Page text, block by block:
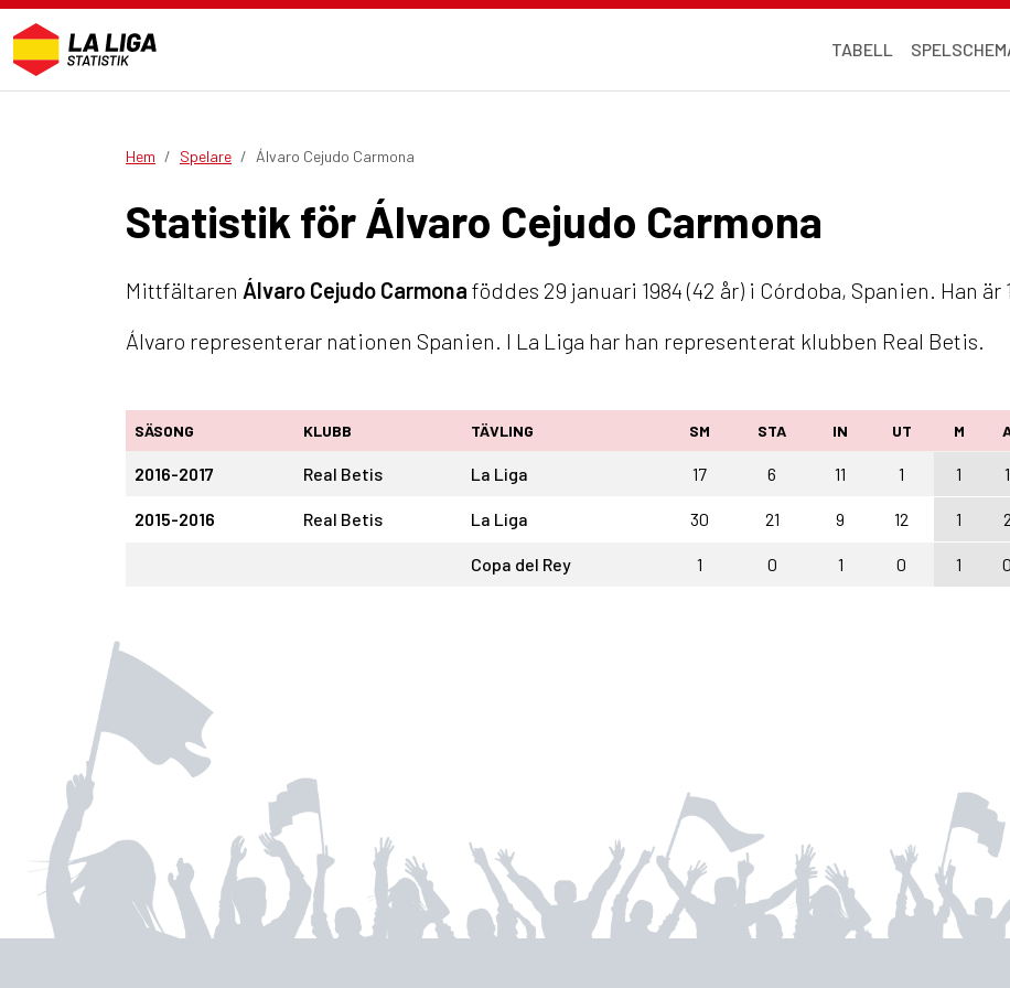
TABELL
Hem Spelare Álvaro Cejudo Carmona
Statistik för Álvaro Cejudo Carmona
Mittfältaren Álvaro Cejudo Carmona föddes 29 januari 1984 (42 år) i Córdoba, Spanien. Han är
Álvaro representerar nationen Spanien. I La Liga har han representerat klubben Real Betis.
SÄSONG KLUBB TÄVLING SM STA IN UT M
2016-2017 Real Betis La Liga 17 6 11 1 1 1
2015-2016 Real Betis La Liga 30 21 9 12 1 2
Copa del Rey 1 0 1 0 1 0